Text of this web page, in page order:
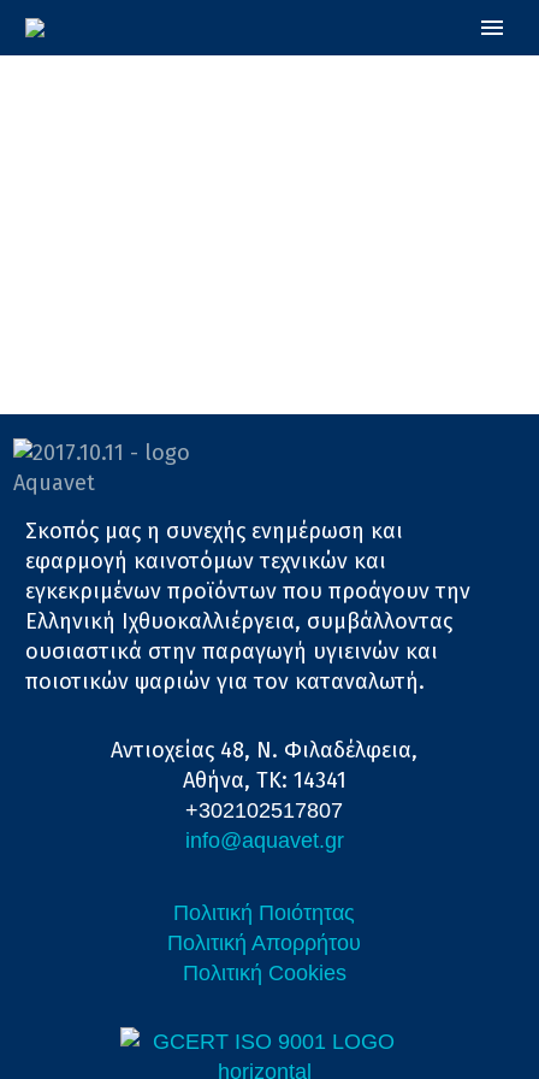
Σκοπός μας η συνεχής ενημέρωση και
εφαρμογή καινοτόμων τεχνικών και
εγκεκριμένων προϊόντων που προάγουν την
Ελληνική Ιχθυοκαλλιέργεια, συμβάλλοντας
ουσιαστικά στην παραγωγή υγιεινών και
ποιοτικών ψαριών για τον καταναλωτή.
Αντιοχείας 48, Ν. Φιλαδέλφεια,
Αθήνα, ΤΚ: 14341
+302102517807
info@aquavet.gr
Πολιτική Ποιότητας
Πολιτική Απορρήτου
Πολιτική Cookies